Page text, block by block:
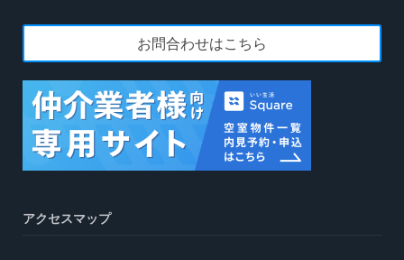
お問合わせはこちら
アクセスマップ